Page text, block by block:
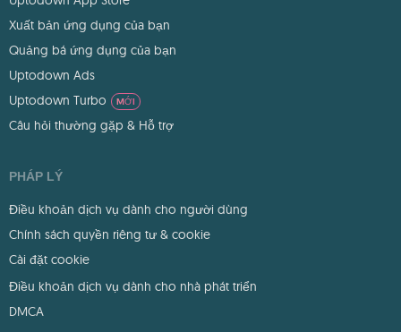
Xuất bản ứng dụng của bạn
Quảng bá ứng dụng của bạn
Uptodown Ads
Uptodown Turbo
MỚI
Câu hỏi thường gặp & Hỗ trợ
PHÁP LÝ
Điều khoản dịch vụ dành cho người dùng
Chính sách quyền riêng tư & cookie
Cài đặt cookie
Điều khoản dịch vụ dành cho nhà phát triển
DMCA